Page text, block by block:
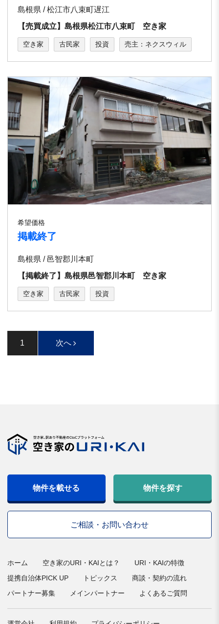
島根県 / 松江市八束町遅江
【売買成立】島根県松江市八束町 空き家
空き家 古民家 投資 売主：ネクスウィル
希望価格
掲載終了
島根県 / 邑智郡川本町
【掲載終了】島根県邑智郡川本町 空き家
空き家 古民家 投資
1 次へ
物件を載せる 物件を探す
ご相談・お問い合わせ
ホーム 空き家のURI・KAIとは？
URI・KAIの特徴
提携自治体PICK UP
トピックス
商談・契約の流れ
パートナー募集
メインパートナー よくあるご質問